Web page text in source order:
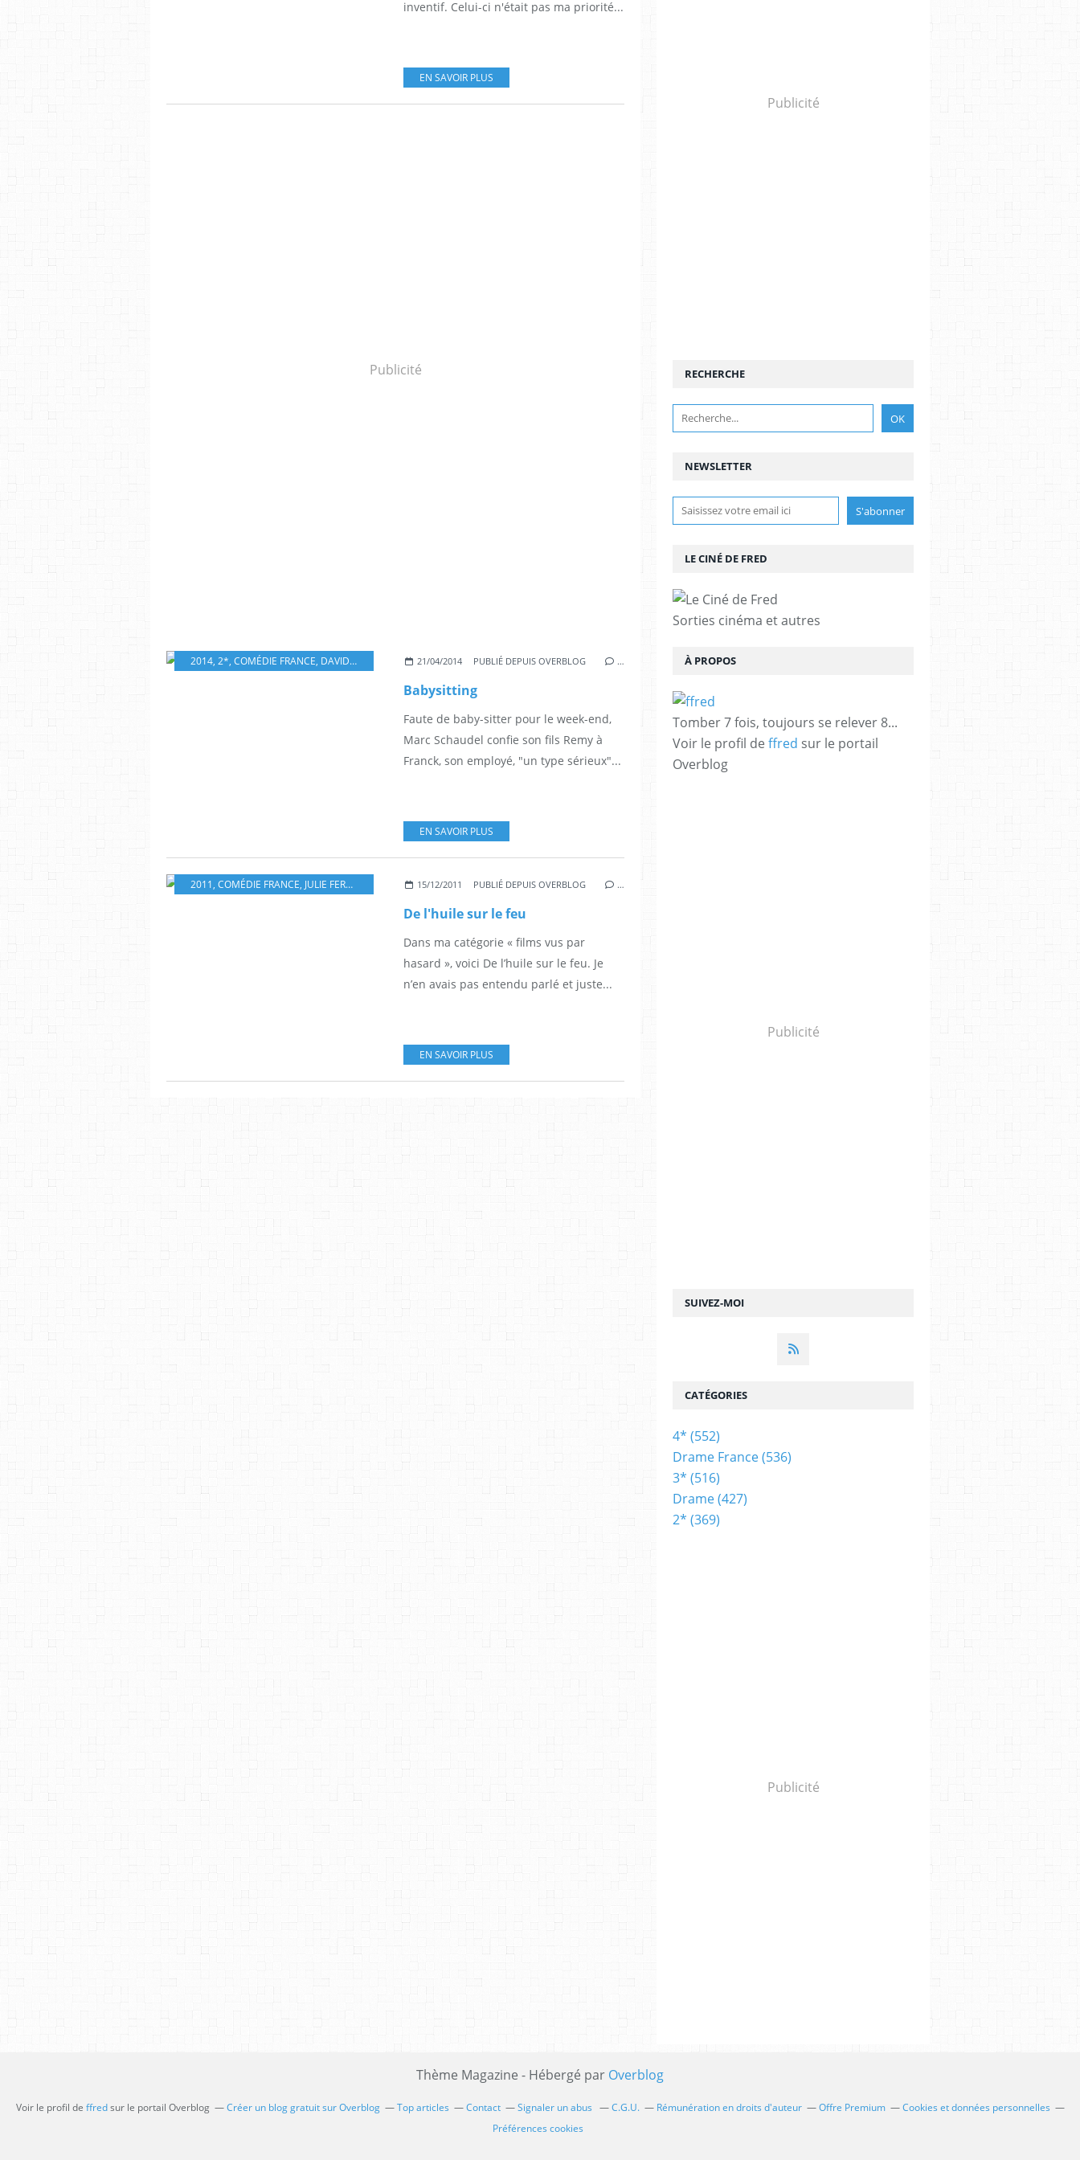
inventif. Celui-ci n'était pas ma priorité...
EN SAVOIR PLUS
Publicité
2014, 2*, COMÉDIE FRANCE, DAVID SALLES CLOTILDE COURAU,NICOLAS BENAMOU,PHILIPPE LACHEAU VINCENT DESAGNAT
21/04/2014 PUBLIÉ DEPUIS OVERBLOG …
Babysitting
Faute de baby-sitter pour le week-end,
Marc Schaudel confie son fils Remy à
Franck, son employé, "un type sérieux"...
EN SAVOIR PLUS
2011, COMÉDIE FRANCE, JULIE FERRIER VINCENT LACOSTE,0* ,MICHAEL YOUN,NICOLAS BENAMOU
15/12/2011 PUBLIÉ DEPUIS OVERBLOG …
De l'huile sur le feu
Dans ma catégorie « films vus par
hasard », voici De l’huile sur le feu. Je
n’en avais pas entendu parlé et juste...
EN SAVOIR PLUS
Publicité
NEWSLETTER
SUIVEZ-MOI
RECHERCHE
LE CINÉ DE FRED
Sorties cinéma et autres
À PROPOS
Tomber 7 fois, toujours se relever 8...
Voir le profil de ffred sur le portail
Overblog
Publicité
CATÉGORIES
4* (552)
Drame France(536)
3* (516)
Drame(427)
2* (369)
Publicité
Thème Magazine - Hébergé par Overblog
Voir le profil de ffredsur le portail Overblog Créer un blog gratuit sur Overblog Top articles Contact Signaler un abus C.G.U. Rémunération en droits d'auteur Offre Premium
Cookies et données personnelles
Préférences cookies